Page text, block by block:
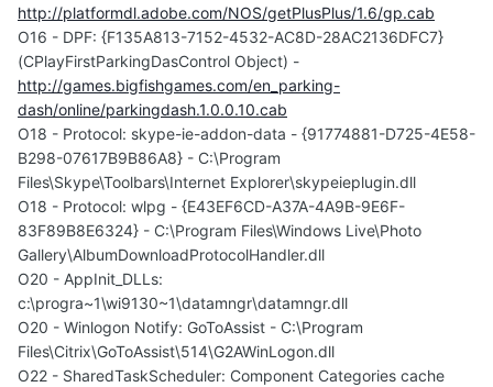
http://platformdl.adobe.com/NOS/getPlusPlus/1.6/gp.cab
O16 - DPF: {F135A813-7152-4532-AC8D-28AC2136DFC7}
(CPlayFirstParkingDasControl Object) -
http://games.bigfishgames.com/en_parking-
dash/online/parkingdash.1.0.0.10.cab
O18 - Protocol: skype-ie-addon-data - {91774881-D725-4E58-
B298-07617B9B86A8} - C:\Program
Files\Skype\Toolbars\Internet Explorer\skypeieplugin.dll
O18 - Protocol: wlpg - {E43EF6CD-A37A-4A9B-9E6F-
83F89B8E6324} - C:\Program Files\Windows Live\Photo
Gallery\AlbumDownloadProtocolHandler.dll
O20 - AppInit_DLLs:
c:\progra~1\wi9130~1\datamngr\datamngr.dll
O20 - Winlogon Notify: GoToAssist - C:\Program
Files\Citrix\GoToAssist\514\G2AWinLogon.dll
O22 - SharedTaskScheduler: Component Categories cache